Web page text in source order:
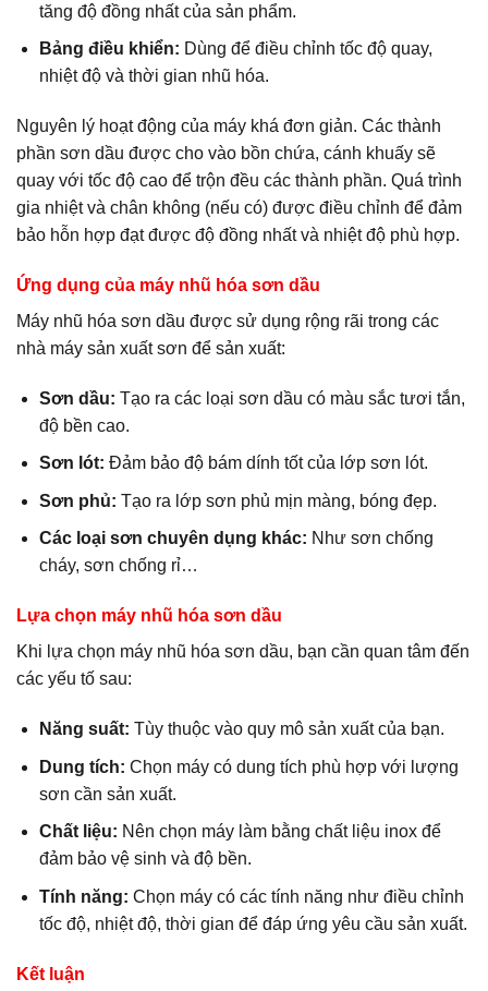
tăng độ đồng nhất của sản phẩm.
Bảng điều khiển: Dùng để điều chỉnh tốc độ quay,
nhiệt độ và thời gian nhũ hóa.
Nguyên lý hoạt động của máy khá đơn giản. Các thành
phần sơn dầu được cho vào bồn chứa, cánh khuấy sẽ
quay với tốc độ cao để trộn đều các thành phần. Quá trình
gia nhiệt và chân không (nếu có) được điều chỉnh để đảm
bảo hỗn hợp đạt được độ đồng nhất và nhiệt độ phù hợp.
Ứng dụng của máy nhũ hóa sơn dầu
Máy nhũ hóa sơn dầu được sử dụng rộng rãi trong các
nhà máy sản xuất sơn để sản xuất:
Sơn dầu: Tạo ra các loại sơn dầu có màu sắc tươi tắn,
độ bền cao.
Sơn lót: Đảm bảo độ bám dính tốt của lớp sơn lót.
Sơn phủ: Tạo ra lớp sơn phủ mịn màng, bóng đẹp.
Các loại sơn chuyên dụng khác: Như sơn chống
cháy, sơn chống rỉ…
Lựa chọn máy nhũ hóa sơn dầu
Khi lựa chọn máy nhũ hóa sơn dầu, bạn cần quan tâm đến
các yếu tố sau:
Năng suất: Tùy thuộc vào quy mô sản xuất của bạn.
Dung tích: Chọn máy có dung tích phù hợp với lượng
sơn cần sản xuất.
Chất liệu: Nên chọn máy làm bằng chất liệu inox để
đảm bảo vệ sinh và độ bền.
Tính năng: Chọn máy có các tính năng như điều chỉnh
tốc độ, nhiệt độ, thời gian để đáp ứng yêu cầu sản xuất.
Kết luận